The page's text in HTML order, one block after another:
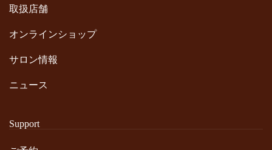
取扱店舗
オンラインショップ
サロン情報
ニュース
Support